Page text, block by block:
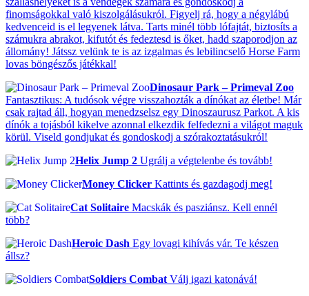
finomságokkal való kiszolgálásukról. Figyelj rá, hogy a négylábú
kedvenceid is el legyenek látva. Tarts minél több lófajtát, biztosíts a
számukra abrakot, kifutót és fedeztesd is őket, hadd szaporodjon az
állomány! Játssz velünk te is az izgalmas és lebilincselő Horse Farm
lovas böngészős játékkal!
Dinosaur Park – Primeval Zoo
Fantasztikus: A tudósok végre visszahozták a dínókat az életbe! Már
csak rajtad áll, hogyan menedzselsz egy Dinoszaurusz Parkot. A kis
dínók a tojásból kikelve azonnal elkezdik felfedezni a világot maguk
körül. Viseld gondjukat és gondoskodj a szórakoztatásukról!
Helix Jump 2 Ugrálj a végtelenbe és tovább!
Money Clicker Kattints és gazdagodj meg!
Cat Solitaire Macskák és pasziánsz. Kell ennél
több?
Heroic Dash Egy lovagi kihívás vár. Te készen
állsz?
Soldiers Combat Válj igazi katonává!